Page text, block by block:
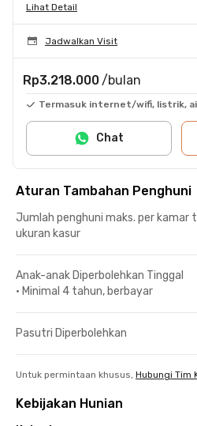
Lihat Detail
Jadwalkan Visit
Rp3.218.000 /bulan
Termasuk internet/wifi, listrik,
Chat
Aturan Tambahan Penghuni
Jumlah penghuni maks. per kamar
ukuran kasur
Anak-anak Diperbolehkan Tinggal
• Minimal 4 tahun, berbayar
Pasutri Diperbolehkan
Untuk permintaan khusus, Hubungi Tim
Kebijakan Hunian